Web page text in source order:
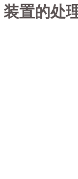
装置的处